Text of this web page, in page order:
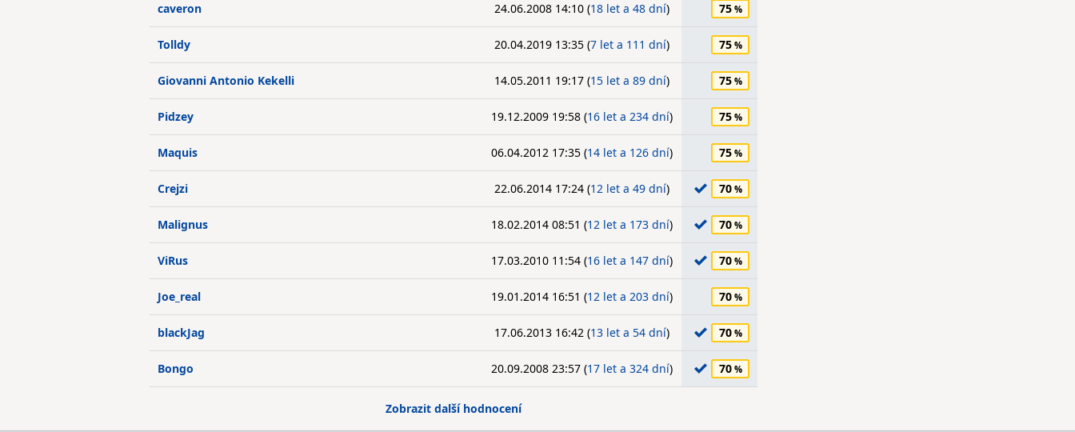
caveron 24.06.2008 14:10 (18 let a 48 dní) 75
Tolldy 20.04.2019 13:35 (7 let a 111 dní) 75
Giovanni Antonio Kekelli 14.05.2011 19:17 (15 let a 89 dní) 75
Pidzey 19.12.2009 19:58 (16 let a 234 dní) 75
Maquis 06.04.2012 17:35 (14 let a 126 dní) 75
Crejzi 22.06.2014 17:24 (12 let a 49 dní) 70
Malignus 18.02.2014 08:51 (12 let a 173 dní) 70
ViRus 17.03.2010 11:54 (16 let a 147 dní) 70
Joe_real 19.01.2014 16:51 (12 let a 203 dní) 70
blackJag 17.06.2013 16:42 (13 let a 54 dní) 70
Bongo 20.09.2008 23:57 (17 let a 324 dní) 70
Zobrazit další hodnocení